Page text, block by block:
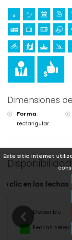
Este sitio internet
Dimensiones
Forma:
rectangular
Disponibilidad
Disponible
Fechas